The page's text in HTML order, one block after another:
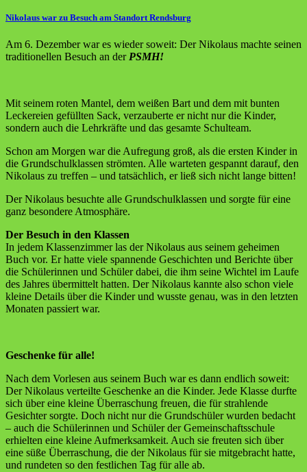
Nikolaus war zu Besuch am Standort Rendsburg
Am 6. Dezember war es wieder soweit: Der Nikolaus machte seinen
traditionellen Besuch an der PSMH!
Mit seinem roten Mantel, dem weißen Bart und dem mit bunten
Leckereien gefüllten Sack, verzauberte er nicht nur die Kinder,
sondern auch die Lehrkräfte und das gesamte Schulteam.
Schon am Morgen war die Aufregung groß, als die ersten Kinder in
die Grundschulklassen strömten. Alle warteten gespannt darauf, den
Nikolaus zu treffen – und tatsächlich, er ließ sich nicht lange bitten!
Der Nikolaus besuchte alle Grundschulklassen und sorgte für eine
ganz besondere Atmosphäre.
Der Besuch in den Klassen
In jedem Klassenzimmer las der Nikolaus aus seinem geheimen
Buch vor. Er hatte viele spannende Geschichten und Berichte über
die Schülerinnen und Schüler dabei, die ihm seine Wichtel im Laufe
des Jahres übermittelt hatten. Der Nikolaus kannte also schon viele
kleine Details über die Kinder und wusste genau, was in den letzten
Monaten passiert war.
Geschenke für alle!
Nach dem Vorlesen aus seinem Buch war es dann endlich soweit:
Der Nikolaus verteilte Geschenke an die Kinder. Jede Klasse durfte
sich über eine kleine Überraschung freuen, die für strahlende
Gesichter sorgte. Doch nicht nur die Grundschüler wurden bedacht
– auch die Schülerinnen und Schüler der Gemeinschaftsschule
erhielten eine kleine Aufmerksamkeit. Auch sie freuten sich über
eine süße Überraschung, die der Nikolaus für sie mitgebracht hatte,
und rundeten so den festlichen Tag für alle ab.